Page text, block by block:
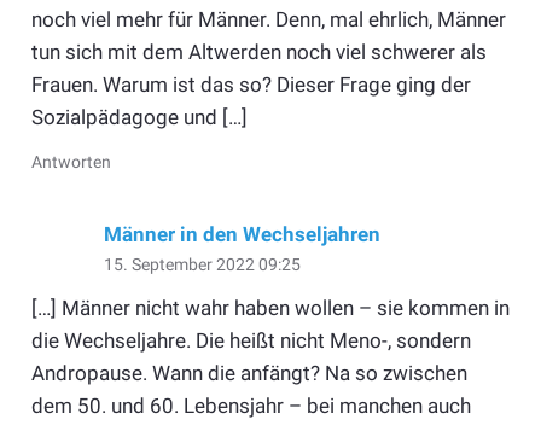
noch viel mehr für Männer. Denn, mal ehrlich, Männer
tun sich mit dem Altwerden noch viel schwerer als
Frauen. Warum ist das so? Dieser Frage ging der
Sozialpädagoge und […]
Antworten
Männer in den Wechseljahren
15. September 2022 09:25
[…] Männer nicht wahr haben wollen – sie kommen in
die Wechseljahre. Die heißt nicht Meno-, sondern
Andropause. Wann die anfängt? Na so zwischen
dem 50. und 60. Lebensjahr – bei manchen auch